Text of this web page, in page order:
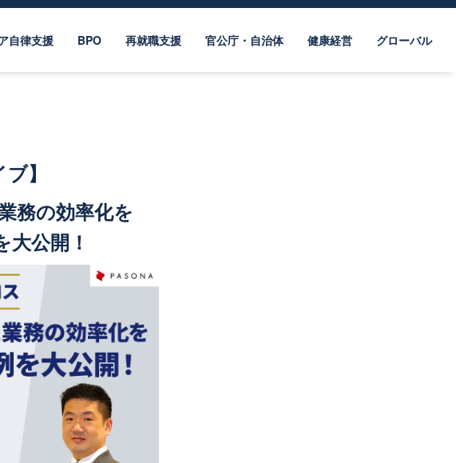
自律支援 BPO 再就職支援 官公庁・自治体 健康経営 グローバル
】
務の効率化を
公開！